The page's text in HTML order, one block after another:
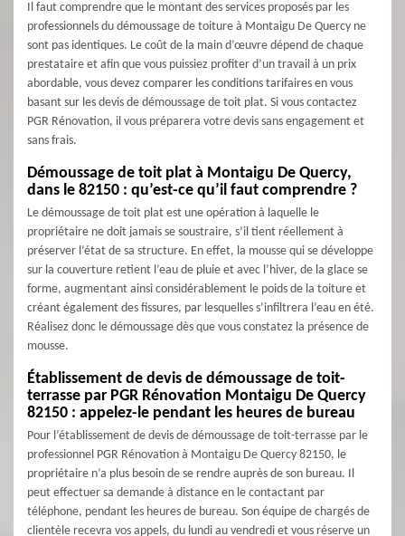
Il faut comprendre que le montant des services proposés par les
professionnels du démoussage de toiture à Montaigu De Quercy ne
sont pas identiques. Le coût de la main d’œuvre dépend de chaque
prestataire et afin que vous puissiez profiter d’un travail à un prix
abordable, vous devez comparer les conditions tarifaires en vous
basant sur les devis de démoussage de toit plat. Si vous contactez
PGR Rénovation, il vous préparera votre devis sans engagement et
sans frais.
Démoussage de toit plat à Montaigu De Quercy,
dans le 82150 : qu’est-ce qu’il faut comprendre ?
Le démoussage de toit plat est une opération à laquelle le
propriétaire ne doit jamais se soustraire, s’il tient réellement à
préserver l’état de sa structure. En effet, la mousse qui se développe
sur la couverture retient l’eau de pluie et avec l’hiver, de la glace se
forme, augmentant ainsi considérablement le poids de la toiture et
créant également des fissures, par lesquelles s’infiltrera l’eau en été.
Réalisez donc le démoussage dès que vous constatez la présence de
mousse.
Établissement de devis de démoussage de toit-
terrasse par PGR Rénovation Montaigu De Quercy
82150 : appelez-le pendant les heures de bureau
Pour l’établissement de devis de démoussage de toit-terrasse par le
professionnel PGR Rénovation à Montaigu De Quercy 82150, le
propriétaire n’a plus besoin de se rendre auprès de son bureau. Il
peut effectuer sa demande à distance en le contactant par
téléphone, pendant les heures de bureau. Son équipe de chargés de
clientèle recevra vos appels, du lundi au vendredi et vous réserve un